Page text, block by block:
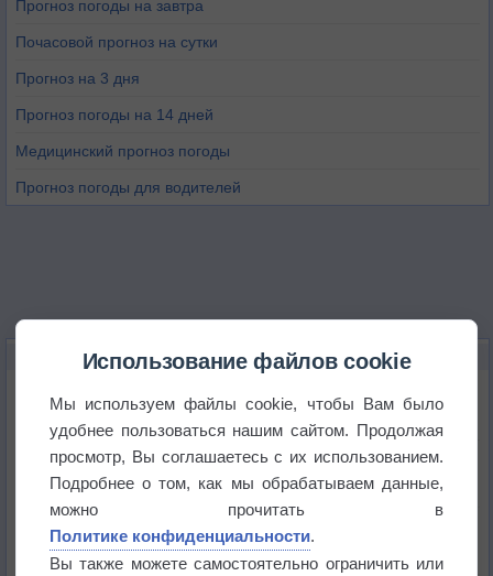
Прогноз погоды на завтра
Почасовой прогноз на сутки
Прогноз на 3 дня
Прогноз погоды на 14 дней
Медицинский прогноз погоды
Прогноз погоды для водителей
НОВОЕ О ПОГОДЕ
Июль в России стал самым тёплым за всю
В Центральной России наступают самые жаркие
дни этого лета
Использование файлов cookie
Мы используем файлы cookie, чтобы Вам было
удобнее пользоваться нашим сайтом. Продолжая
просмотр, Вы соглашаетесь с их использованием.
Подробнее о том, как мы обрабатываем данные,
можно прочитать в
Политике конфиденциальности.
Вы также можете самостоятельно ограничить или